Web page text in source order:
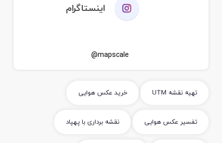
اینستاگرام
mapscale@
تهیه نقشه UTM خرید عکس هوایی
تفسیر عکس هوایی نقشه برداری با پهپاد